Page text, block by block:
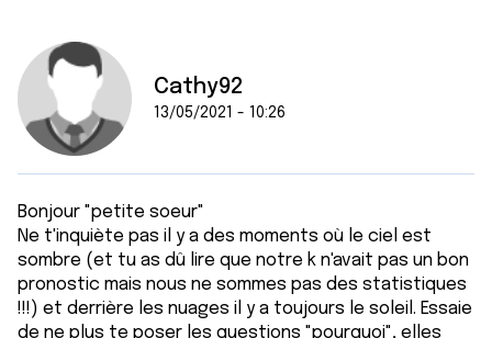
Cathy92
13/05/2021 - 10:26
Bonjour "petite soeur"
Ne t'inquiète pas il y a des moments où le ciel est
sombre (et tu as dû lire que notre k n'avait pas un bon
pronostic mais nous ne sommes pas des statistiques
!!!) et derrière les nuages il y a toujours le soleil. Essaie
de ne plus te poser les questions "pourquoi", elles